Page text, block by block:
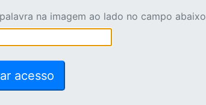
na imagem ao lado no campo abaixo